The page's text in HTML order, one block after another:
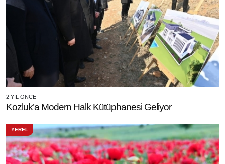
2 YIL ÖNCE
Kozluk’a Modern Halk Kütüphanesi Geliyor
YEREL